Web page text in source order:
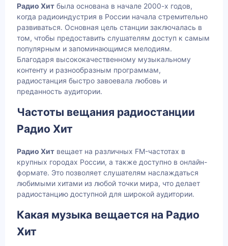
Радио Хит была основана в начале 2000-х годов,
когда радиоиндустрия в России начала стремительно
развиваться. Основная цель станции заключалась в
том, чтобы предоставить слушателям доступ к самым
популярным и запоминающимся мелодиям.
Благодаря высококачественному музыкальному
контенту и разнообразным программам,
радиостанция быстро завоевала любовь и
преданность аудитории.
Частоты вещания радиостанции
Радио Хит
Радио Хит вещает на различных FM-частотах в
крупных городах России, а также доступно в онлайн-
формате. Это позволяет слушателям наслаждаться
любимыми хитами из любой точки мира, что делает
радиостанцию доступной для широкой аудитории.
Какая музыка вещается на Радио
Хит